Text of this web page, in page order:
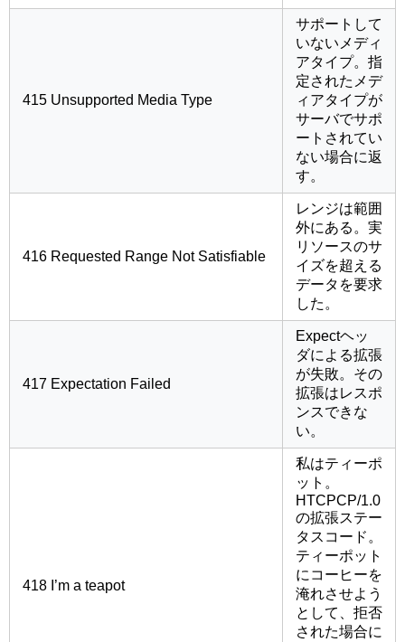
415 Unsupported Media Type
サポートして
いないメディ
アタイプ。指
定されたメデ
ィアタイプが
サーバでサポ
ートされてい
ない場合に返
す。
416 Requested Range Not Satisfiable
レンジは範囲
外にある。実
リソースのサ
イズを超える
データを要求
した。
417 Expectation Failed
Expectヘッ
ダによる拡張
が失敗。その
拡張はレスポ
ンスできな
い。
418 I’m a teapot
私はティーポ
ット。
HTCPCP/1.0
の拡張ステー
タスコード。
ティーポット
にコーヒーを
淹れさせよう
として、拒否
された場合に